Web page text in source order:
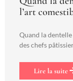
l’art
Quand la dentelle
des chefs
Lire la suite